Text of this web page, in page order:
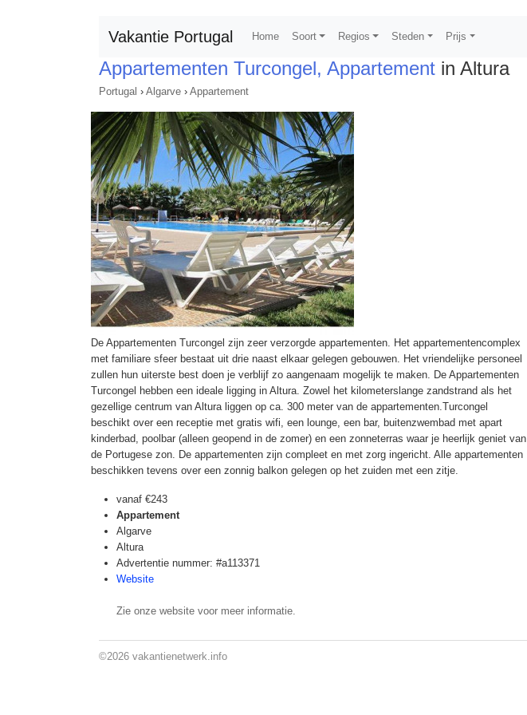
Vakantie Portugal Home Soort Regios Steden Prijs
Appartementen Turcongel, Appartement in Altura
Portugal › Algarve › Appartement
De Appartementen Turcongel zijn zeer verzorgde appartementen. Het appartementencomplex
met familiare sfeer bestaat uit drie naast elkaar gelegen gebouwen. Het vriendelijke personeel
zullen hun uiterste best doen je verblijf zo aangenaam mogelijk te maken. De Appartementen
Turcongel hebben een ideale ligging in Altura. Zowel het kilometerslange zandstrand als het
gezellige centrum van Altura liggen op ca. 300 meter van de appartementen.Turcongel
beschikt over een receptie met gratis wifi, een lounge, een bar, buitenzwembad met apart
kinderbad, poolbar (alleen geopend in de zomer) en een zonneterras waar je heerlijk geniet van
de Portugese zon. De appartementen zijn compleet en met zorg ingericht. Alle appartementen
beschikken tevens over een zonnig balkon gelegen op het zuiden met een zitje.
vanaf €243
Appartement
Algarve
Altura
Advertentie nummer: #a113371
Website
Zie onze website voor meer informatie.
©2026 vakantienetwerk.info